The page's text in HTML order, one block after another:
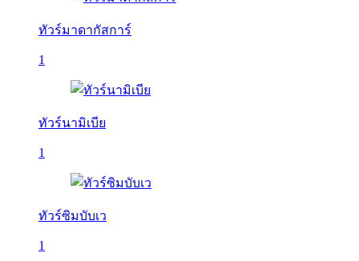
ทัวร์มาดากัสการ์
1
ทัวร์นามิเบีย
1
ทัวร์ซิมบับเว
1